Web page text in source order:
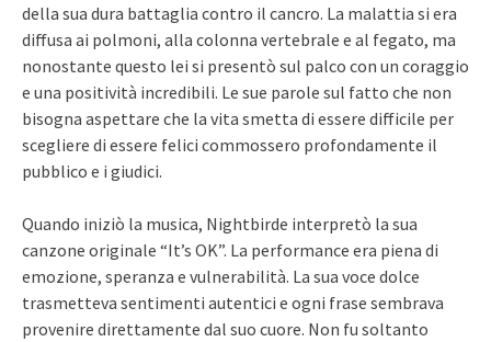
della sua dura battaglia contro il cancro. La malattia si era
diffusa ai polmoni, alla colonna vertebrale e al fegato, ma
nonostante questo lei si presentò sul palco con un coraggio
e una positività incredibili. Le sue parole sul fatto che non
bisogna aspettare che la vita smetta di essere difficile per
scegliere di essere felici commossero profondamente il
pubblico e i giudici.
Quando iniziò la musica, Nightbirde interpretò la sua
canzone originale “It’s OK”. La performance era piena di
emozione, speranza e vulnerabilità. La sua voce dolce
trasmetteva sentimenti autentici e ogni frase sembrava
provenire direttamente dal suo cuore. Non fu soltanto